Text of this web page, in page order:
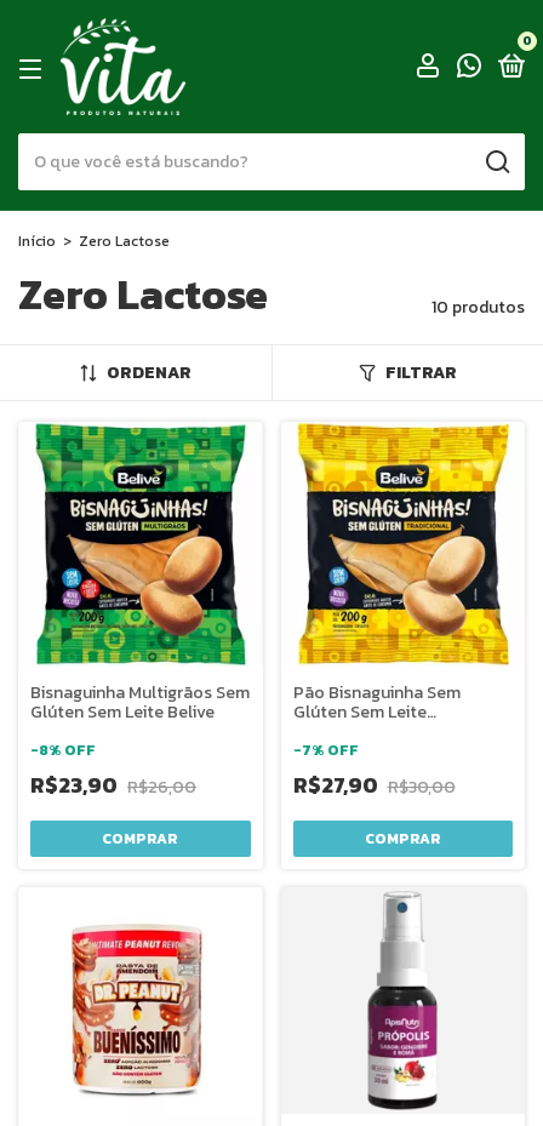
0
Início > Zero Lactose
Zero Lactose 10 produtos
ORDENAR FILTRAR
Bisnaguinha Multigrãos Sem
Glúten Sem Leite Belive
-8% OFF
R$23,90 R$26,00
Pão Bisnaguinha Sem
Glúten Sem Leite
-7% OFF
R$27,90 R$30,00